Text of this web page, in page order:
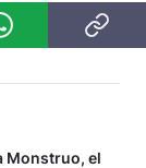
Monstruo, el